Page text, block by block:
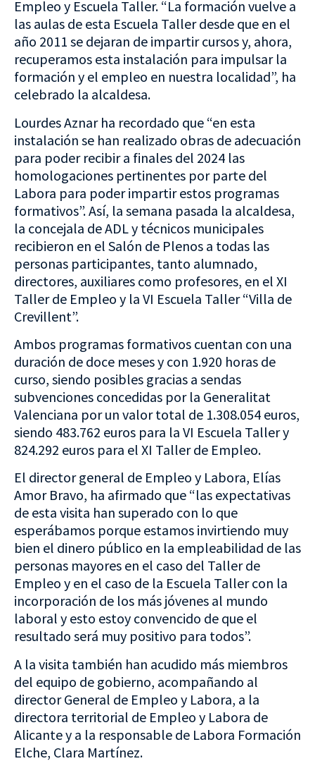
Empleo y Escuela Taller. “La formación vuelve a
las aulas de esta Escuela Taller desde que en el
año 2011 se dejaran de impartir cursos y, ahora,
recuperamos esta instalación para impulsar la
formación y el empleo en nuestra localidad”, ha
celebrado la alcaldesa.
Lourdes Aznar ha recordado que “en esta
instalación se han realizado obras de adecuación
para poder recibir a finales del 2024 las
homologaciones pertinentes por parte del
Labora para poder impartir estos programas
formativos”. Así, la semana pasada la alcaldesa,
la concejala de ADL y técnicos municipales
recibieron en el Salón de Plenos a todas las
personas participantes, tanto alumnado,
directores, auxiliares como profesores, en el XI
Taller de Empleo y la VI Escuela Taller “Villa de
Crevillent”.
Ambos programas formativos cuentan con una
duración de doce meses y con 1.920 horas de
curso, siendo posibles gracias a sendas
subvenciones concedidas por la Generalitat
Valenciana por un valor total de 1.308.054 euros,
siendo 483.762 euros para la VI Escuela Taller y
824.292 euros para el XI Taller de Empleo.
El director general de Empleo y Labora, Elías
Amor Bravo, ha afirmado que “las expectativas
de esta visita han superado con lo que
esperábamos porque estamos invirtiendo muy
bien el dinero público en la empleabilidad de las
personas mayores en el caso del Taller de
Empleo y en el caso de la Escuela Taller con la
incorporación de los más jóvenes al mundo
laboral y esto estoy convencido de que el
resultado será muy positivo para todos”.
A la visita también han acudido más miembros
del equipo de gobierno, acompañando al
director General de Empleo y Labora, a la
directora territorial de Empleo y Labora de
Alicante y a la responsable de Labora Formación
Elche, Clara Martínez.